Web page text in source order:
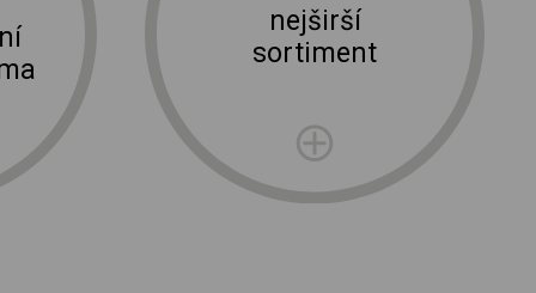
nejširší
sortiment